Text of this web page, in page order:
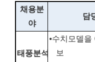
채용분
야
담
태풍분석
⦁수치모델을
보